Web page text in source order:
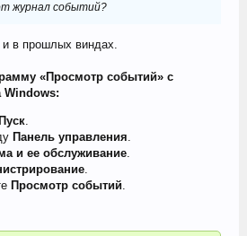
журнал событий?
в прошлых виндах.
«Просмотр событий» с
Пуск.
Панель управления
и ее обслуживание.
.
Просмотр событий